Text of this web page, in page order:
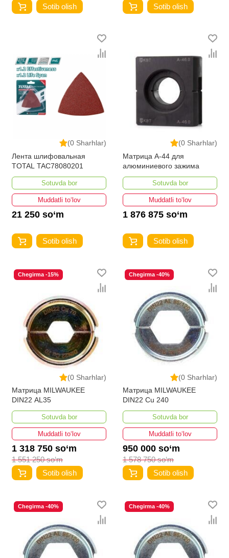
Sotib olish Sotib olish
(0 Sharhlar)
Лента шлифовальная
TOTAL TAC78080201
Sotuvda bor
Muddatli to‘lov
21 250 so‘m
Sotib olish
(0 Sharhlar)
Матрица А-44 для
алюминиевого зажима
Sotuvda bor
Muddatli to‘lov
1 876 875 so‘m
Sotib olish
(0 Sharhlar)
Chegirma -15%
Матрица MILWAUKEE
DIN22 AL35
Sotuvda bor
Muddatli to‘lov
1 318 750 so‘m
1 551 250 so‘m
Sotib olish
(0 Sharhlar)
Chegirma -40%
Матрица MILWAUKEE
DIN22 Cu 240
Sotuvda bor
Muddatli to‘lov
950 000 so‘m
1 578 750 so‘m
Sotib olish
Chegirma -40% Chegirma -40%